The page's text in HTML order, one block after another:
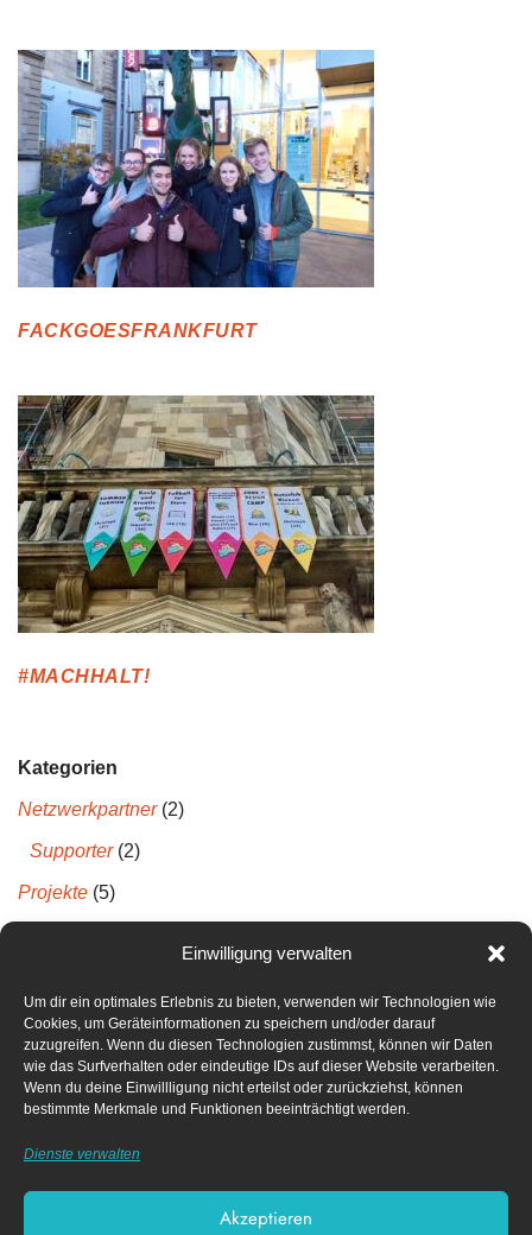
Einwilligung verwalten
Um dir ein optimales Erlebnis zu bieten, verwenden wir Technologien wie
Cookies, um Geräteinformationen zu speichern und/oder darauf
zuzugreifen. Wenn du diesen Technologien zustimmst, können wir Daten
wie das Surfverhalten oder eindeutige IDs auf dieser Website verarbeiten.
Wenn du deine Einwillligung nicht erteilst oder zurückziehst, können
bestimmte Merkmale und Funktionen beeinträchtigt werden.
Dienste verwalten
Akzeptieren
FACKGOESFRANKFURT
#MACHHALT!
Kategorien
Netzwerkpartner(2)
Supporter(2)
Projekte (5)
Neueste Kommentare
Archiv